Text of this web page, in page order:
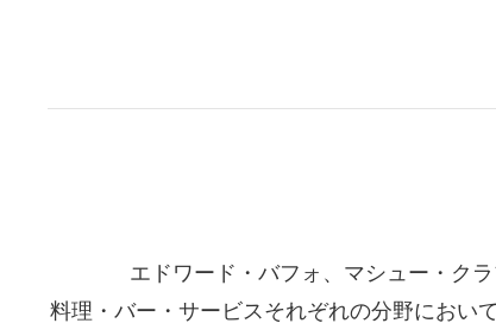
エドワード・バフォ、マシュー・ク
料理・バー・サービスそれぞれの分野におい